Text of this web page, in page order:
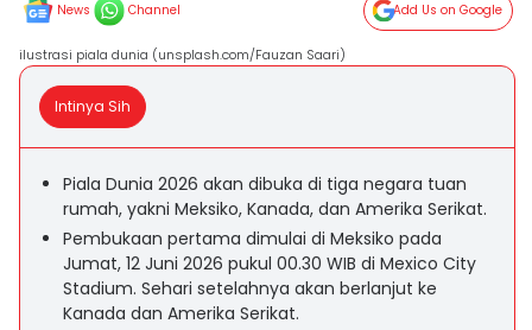
News Channel Add Us on Google
ilustrasi piala dunia (unsplash.com/Fauzan Saari)
Intinya Sih
Piala Dunia 2026 akan dibuka di tiga negara tuan
rumah, yakni Meksiko, Kanada, dan Amerika Serikat.
Pembukaan pertama dimulai di Meksiko pada
Jumat, 12 Juni 2026 pukul 00.30 WIB di Mexico City
Stadium. Sehari setelahnya akan berlanjut ke
Kanada dan Amerika Serikat.